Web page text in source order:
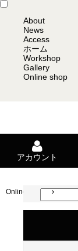
About
News
Access
ホーム
Workshop
Gallery
Online shop
アカウント
Online shop